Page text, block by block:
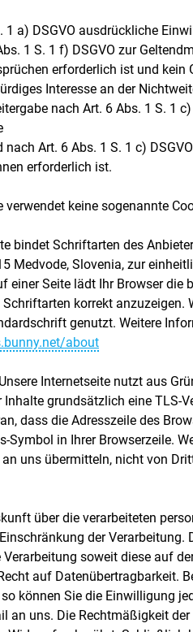
1 a) DSGVO ausdrückliche
1 S. 1 f) DSGVO zur
erforderlich ist und kein
Interesse an der
nach Art. 6 Abs. 1 S. 1
Art. 6 Abs. 1 S. 1 c)
erforderlich ist.
verwendet keine sogenannte
bindet Schriftarten des
Medvode, Slovenia, zur
einer Seite lädt Ihr Browser die
korrekt anzuzeigen.
genutzt. Weitere
about
Unsere Internetseite nutzt aus
grundsätzlich eine TLS-
dass die Adresszeile des
Symbol in Ihrer Browserzeile.
uns übermitteln, nicht von
über die verarbeiteten
der Verarbeitung.
soweit diese auf
auf Datenübertragbarkeit.
können Sie die Einwilligung
an uns. Die Rechtmäßigkeit